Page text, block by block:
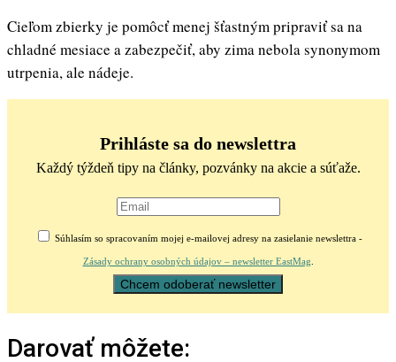
Cieľom zbierky je pomôcť menej šťastným pripraviť sa na
chladné mesiace a zabezpečiť, aby zima nebola synonymom
utrpenia, ale nádeje.
Prihláste sa do newslettra
Každý týždeň tipy na články, pozvánky na akcie a súťaže.
Súhlasím so spracovaním mojej e-mailovej adresy na zasielanie newslettra -
Zásady ochrany osobných údajov – newsletter EastMag
Darovať môžete: